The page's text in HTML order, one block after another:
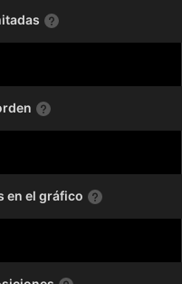
en el gráfico